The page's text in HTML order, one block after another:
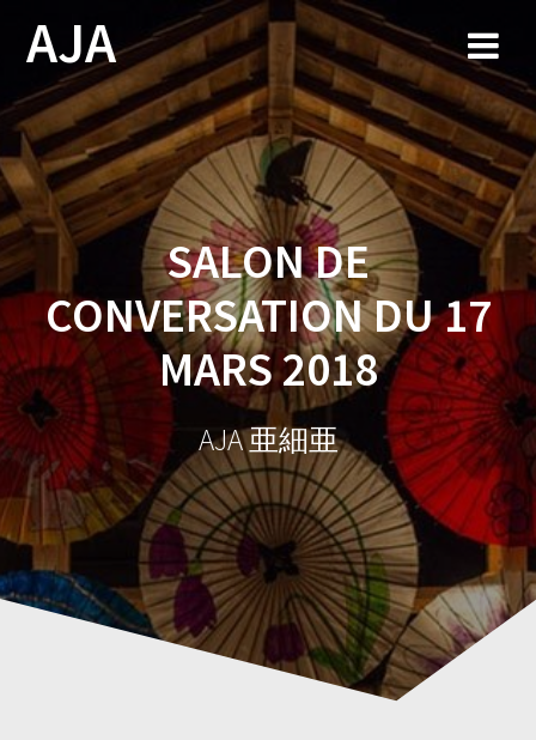
Skip
content
AJA
SALON DE
CONVERSATION DU 17
MARS 2018
AJA 亜細亜